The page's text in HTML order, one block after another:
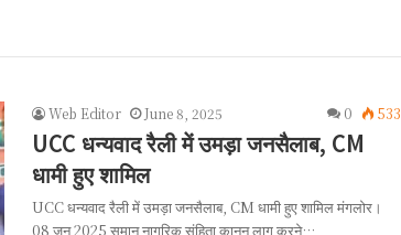
Web Editor June 8, 2025 0 533
UCC धन्यवाद रैली में उमड़ा जनसैलाब, CM
धामी हुए शामिल
UCC धन्यवाद रैली में उमड़ा जनसैलाब, CM धामी हुए शामिल मंगलोर।
08 जून 2025 समान नागरिक संहिता कानून लागू करने…